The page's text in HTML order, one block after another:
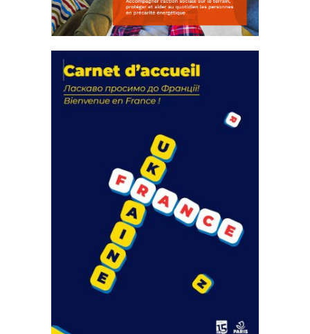
actions
18 septembre 2023
FEUILLETER